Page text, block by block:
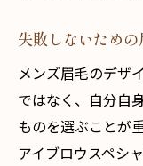
失敗しないため
メンズ眉毛のデザ
ではなく、自分自
ものを選ぶことが
アイブロウスペシ